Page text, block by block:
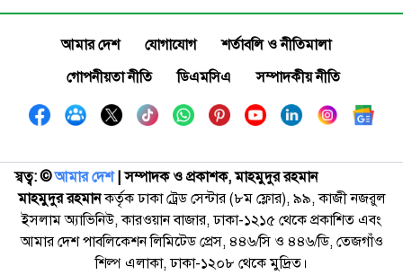
আমার দেশ যোগাযোগ
শর্তাবলি ও নীতিমালা
গোপনীয়তা নীতি
ডিএমসিএ সম্পাদকীয় নীতি
স্বত্ব: ©️আমার দেশ| সম্পাদক ও প্রকাশক, মাহমুদুর রহমান
মাহমুদুর রহমানকর্তৃক ঢাকা ট্রেড সেন্টার (৮ম ফ্লোর), ৯৯, কাজী নজরুল
ইসলাম অ্যাভিনিউ, কারওয়ান বাজার, ঢাকা-১২১৫ থেকে প্রকাশিত এবং
আমার দেশ পাবলিকেশন লিমিটেড প্রেস, ৪৪৬/সি ও ৪৪৬/ডি, তেজগাঁও
শিল্প এলাকা, ঢাকা-১২০৮ থেকে মুদ্রিত।